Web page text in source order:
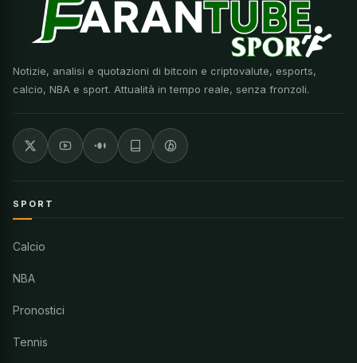
Notizie, analisi e quotazioni di bitcoin e criptovalute, esports,
calcio, NBA e sport. Attualità in tempo reale, senza fronzoli.
SPORT
Calcio
NBA
Pronostici
Tennis